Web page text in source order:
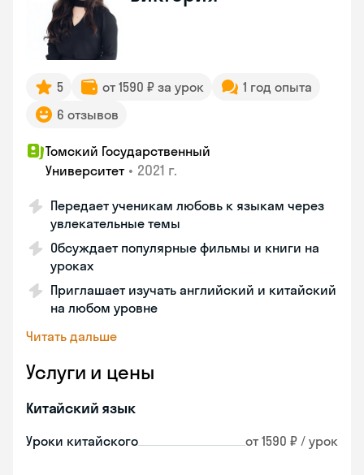
5 от 1590 ₽ за урок
1 год опыта
6 отзывов
Томский Государственный
Университет • 2021 г.
Передает ученикам любовь к языкам через
увлекательные темы
Обсуждает популярные фильмы и книги на
уроках
Приглашает изучать английский и китайский
на любом уровне
Читать дальше
Услуги и цены
Китайский язык
Уроки китайского от 1590 ₽ / урок